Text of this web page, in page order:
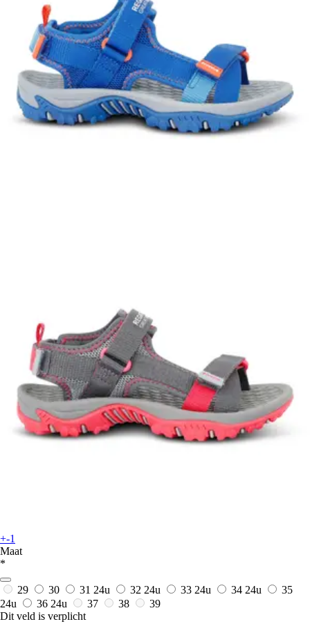
+-1
Maat
*
29 30 31 24u 32 24u 33 24u 34 24u
35
24u
36 24u 37 38
39
Dit veld is verplicht